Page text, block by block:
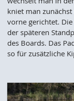
kniet man
vorne gerichtet.
der späteren
des Boards. Das
so für zusätzliche